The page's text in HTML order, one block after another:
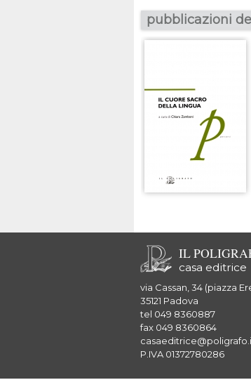
pubblicazioni
IL
casa editrice
via Cassan, 34 (piazza
35121 Padova
tel 049 8360887
fax 049 8360864
P.IVA 01372780286